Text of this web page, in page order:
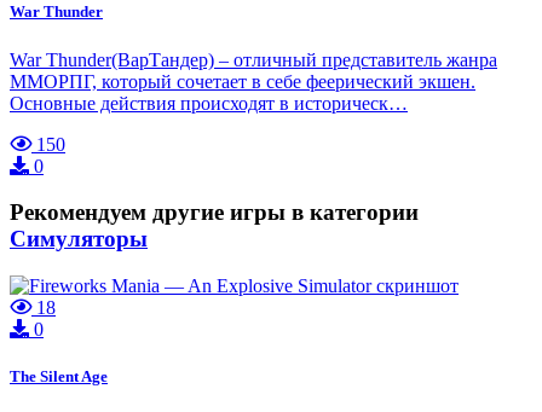
War Thunder
War Thunder(ВарТандер) – отличный представитель жанра
ММОРПГ, который сочетает в себе феерический экшен.
Основные действия происходят в историческ…
150
0
Рекомендуем другие игры в категории
Симуляторы
18
0
The Silent Age